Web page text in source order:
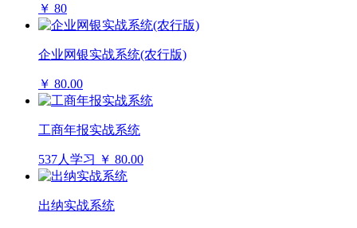
￥ 80
企业网银实战系统(农行版)
￥ 80.00
工商年报实战系统
537人学习 ￥ 80.00
出纳实战系统